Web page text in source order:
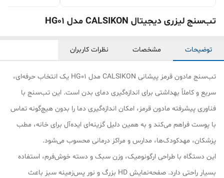
تب‌سنج لیزری دیجیتال CALSIKON مدل HG01
توضیحات مشخصات نظرات کاربران
تب‌سنج مادون قرمز پیشانی CALSIKON مدل HG01 یک انتخاب حرفه‌ای،
سریع و کاملاً بهداشتی برای اندازه‌گیری دمای بدن است. این تب‌سنج با
فناوری پیشرفته مادون قرمز، امکان اندازه‌گیری دما را بدون هیچ‌گونه تماس
با پوست فراهم می‌کند و به همین دلیل گزینه‌ای ایده‌آل برای خانه، مطب
پزشکان، مهدکودک‌ها، مدارس و مراکز درمانی محسوب می‌شود.
این دستگاه با طراحی ارگونومیک، وزن سبک و دسته خوش‌فرم، استفاده
بسیار راحتی دارد. صفحه‌نمایش HD بزرگ و نور پس‌زمینه سبز باعث